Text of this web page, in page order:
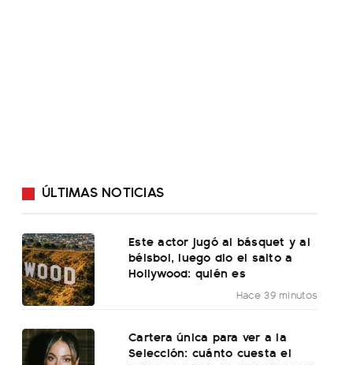
ÚLTIMAS NOTICIAS
Este actor jugó al básquet y al
béisbol, luego dio el salto a
Hollywood: quién es
Hace 39 minutos
Cartera única para ver a la
Selección: cuánto cuesta el